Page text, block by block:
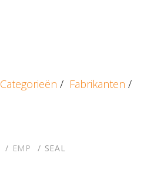
Categorieën / Fabrikanten /
EMP SEAL